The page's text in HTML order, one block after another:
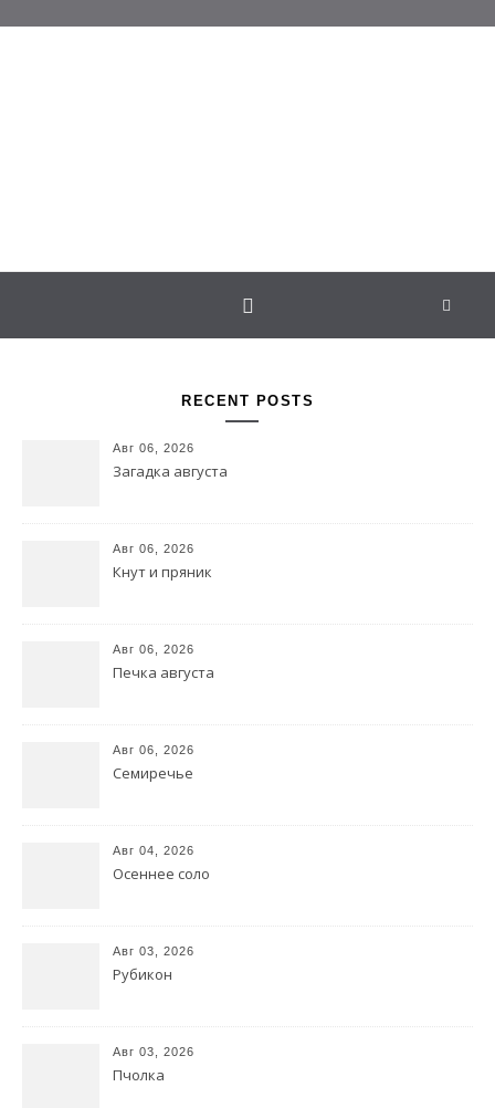
RECENT POSTS
Авг 06, 2026
Загадка августа
Авг 06, 2026
Кнут и пряник
Авг 06, 2026
Печка августа
Авг 06, 2026
Семиречье
Авг 04, 2026
Осеннее соло
Авг 03, 2026
Рубикон
Авг 03, 2026
Пчолка